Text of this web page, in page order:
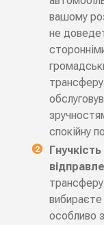
вашому
не
спокійну
особливо